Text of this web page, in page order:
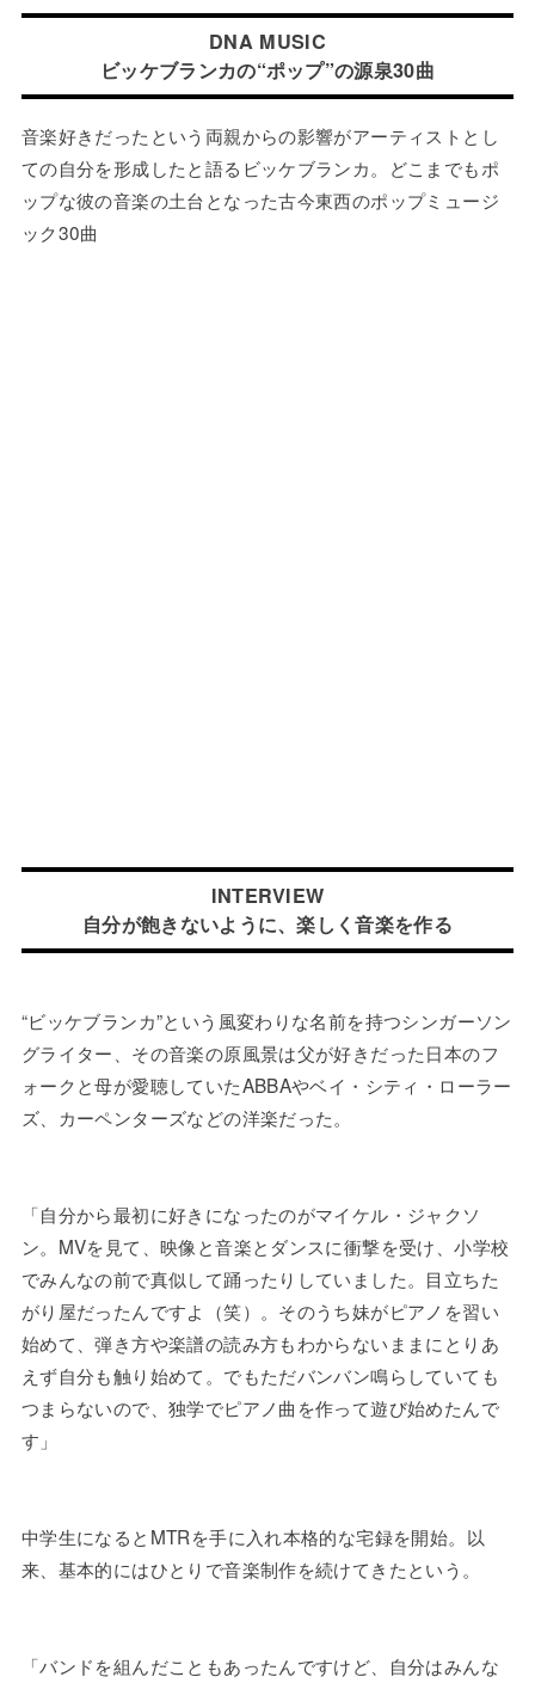
DNA MUSIC
ビッケブランカの“ポップ”の源泉30曲
音楽好きだったという両親からの影響がアーティストとし
ての自分を形成したと語るビッケブランカ。どこまでもポ
ップな彼の音楽の土台となった古今東西のポップミュージ
ック30曲
INTERVIEW
自分が飽きないように、楽しく音楽を作る
“ビッケブランカ”という風変わりな名前を持つシンガーソン
グライター、その音楽の原風景は父が好きだった日本のフ
ォークと母が愛聴していたABBAやベイ・シティ・ローラー
ズ、カーペンターズなどの洋楽だった。
「自分から最初に好きになったのがマイケル・ジャクソ
ン。MVを見て、映像と音楽とダンスに衝撃を受け、小学校
でみんなの前で真似して踊ったりしていました。目立ちた
がり屋だったんですよ（笑）。そのうち妹がピアノを習い
始めて、弾き方や楽譜の読み方もわからないままにとりあ
えず自分も触り始めて。でもただバンバン鳴らしていても
つまらないので、独学でピアノ曲を作って遊び始めたんで
す」
中学生になるとMTRを手に入れ本格的な宅録を開始。以
来、基本的にはひとりで音楽制作を続けてきたという。
「バンドを組んだこともあったんですけど、自分はみんな